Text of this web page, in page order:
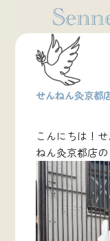
せんねん灸京都
こんにちは！
ねん灸京都店